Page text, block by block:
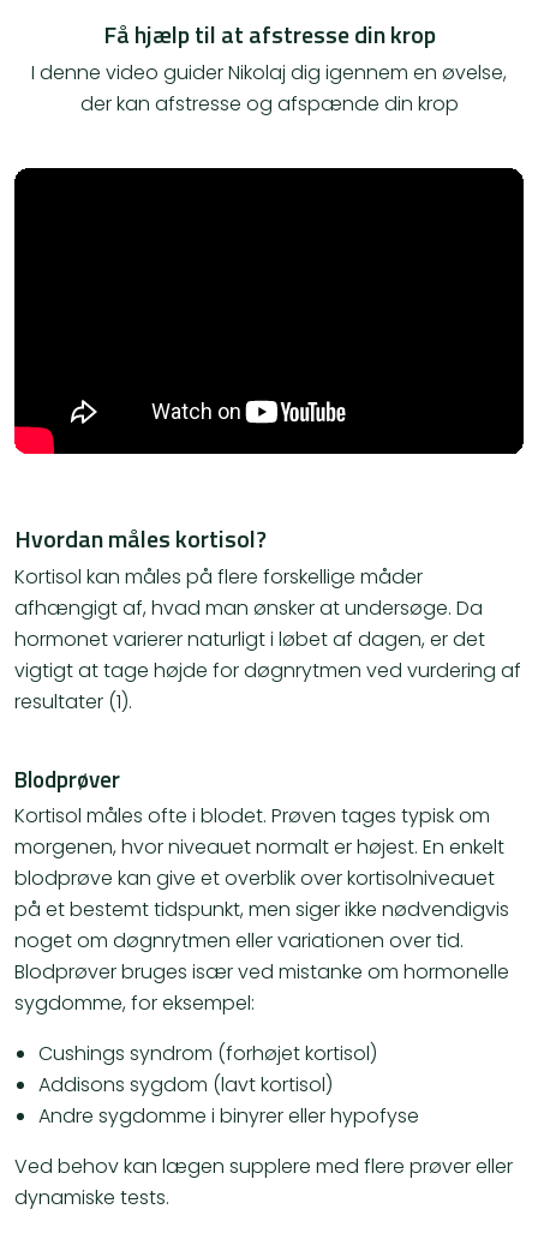
Få hjælp til at afstresse din krop
I denne video guider Nikolaj dig igennem en øvelse,
der kan afstresse og afspænde din krop
Hvordan måles kortisol?
Kortisol kan måles på flere forskellige måder
afhængigt af, hvad man ønsker at undersøge. Da
hormonet varierer naturligt i løbet af dagen, er det
vigtigt at tage højde for døgnrytmen ved vurdering af
resultater (1).
Blodprøver
Kortisol måles ofte i blodet. Prøven tages typisk om
morgenen, hvor niveauet normalt er højest. En enkelt
blodprøve kan give et overblik over kortisolniveauet
på et bestemt tidspunkt, men siger ikke nødvendigvis
noget om døgnrytmen eller variationen over tid.
Blodprøver bruges især ved mistanke om hormonelle
sygdomme, for eksempel:
Cushings syndrom (forhøjet kortisol)
Addisons sygdom (lavt kortisol)
Andre sygdomme i binyrer eller hypofyse
Ved behov kan lægen supplere med flere prøver eller
dynamiske tests.